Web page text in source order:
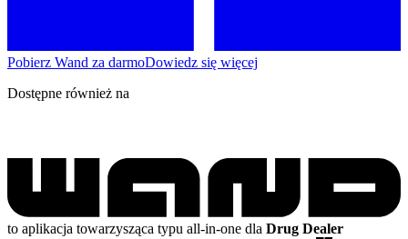
Pobierz Wand za darmoDowiedz się więcej
Dostępne również na
to aplikacja towarzysząca typu all-in-one dla Drug Dealer